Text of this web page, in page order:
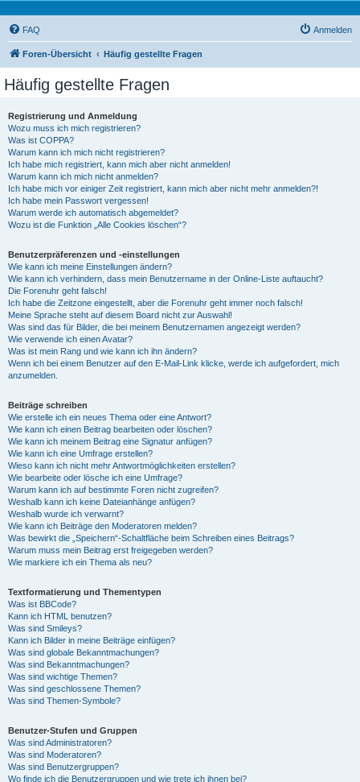
FAQ Anmelden
Foren-Übersicht Häufig gestellte Fragen
Häufig gestellte Fragen
Registrierung und Anmeldung
Wozu muss ich mich registrieren?
Was ist COPPA?
Warum kann ich mich nicht registrieren?
Ich habe mich registriert, kann mich aber nicht anmelden!
Warum kann ich mich nicht anmelden?
Ich habe mich vor einiger Zeit registriert, kann mich aber nicht mehr anmelden?!
Ich habe mein Passwort vergessen!
Warum werde ich automatisch abgemeldet?
Wozu ist die Funktion „Alle Cookies löschen“?
Benutzerpräferenzen und -einstellungen
Wie kann ich meine Einstellungen ändern?
Wie kann ich verhindern, dass mein Benutzername in der Online-Liste auftaucht?
Die Forenuhr geht falsch!
Ich habe die Zeitzone eingestellt, aber die Forenuhr geht immer noch falsch!
Meine Sprache steht auf diesem Board nicht zur Auswahl!
Was sind das für Bilder, die bei meinem Benutzernamen angezeigt werden?
Wie verwende ich einen Avatar?
Was ist mein Rang und wie kann ich ihn ändern?
Wenn ich bei einem Benutzer auf den E-Mail-Link klicke, werde ich aufgefordert, mich
anzumelden.
Beiträge schreiben
Wie erstelle ich ein neues Thema oder eine Antwort?
Wie kann ich einen Beitrag bearbeiten oder löschen?
Wie kann ich meinem Beitrag eine Signatur anfügen?
Wie kann ich eine Umfrage erstellen?
Wieso kann ich nicht mehr Antwortmöglichkeiten erstellen?
Wie bearbeite oder lösche ich eine Umfrage?
Warum kann ich auf bestimmte Foren nicht zugreifen?
Weshalb kann ich keine Dateianhänge anfügen?
Weshalb wurde ich verwarnt?
Wie kann ich Beiträge den Moderatoren melden?
Was bewirkt die „Speichern“-Schaltfläche beim Schreiben eines Beitrags?
Warum muss mein Beitrag erst freigegeben werden?
Wie markiere ich ein Thema als neu?
Textformatierung und Thementypen
Was ist BBCode?
Kann ich HTML benutzen?
Was sind Smileys?
Kann ich Bilder in meine Beiträge einfügen?
Was sind globale Bekanntmachungen?
Was sind Bekanntmachungen?
Was sind wichtige Themen?
Was sind geschlossene Themen?
Was sind Themen-Symbole?
Benutzer-Stufen und Gruppen
Was sind Administratoren?
Was sind Moderatoren?
Was sind Benutzergruppen?
Wo finde ich die Benutzergruppen und wie trete ich ihnen bei?